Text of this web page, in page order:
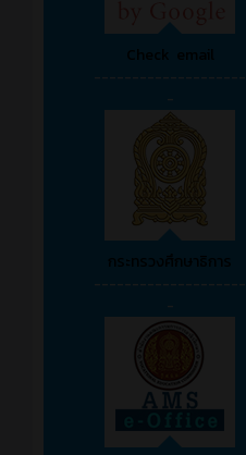
Check email
--------------------
-
กระทรวงศึกษาธิการ
--------------------
-